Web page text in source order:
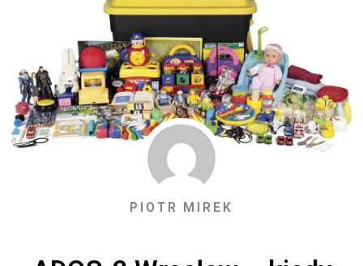
PIOTR MIREK